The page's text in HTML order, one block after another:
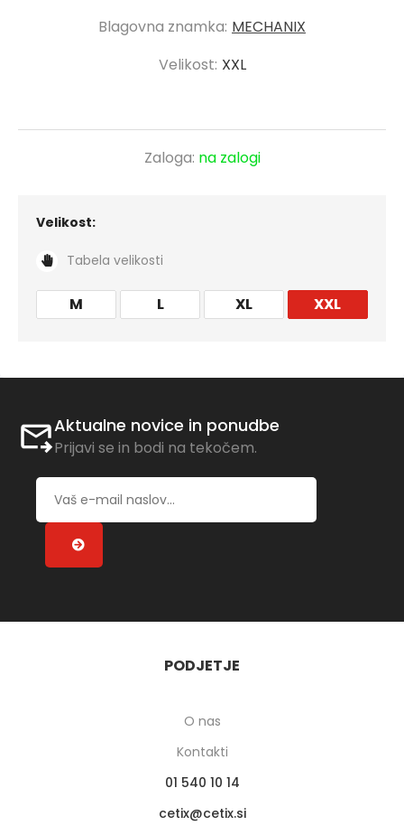
Blagovna znamka: MECHANIX
Velikost: XXL
Zaloga: na zalogi
Velikost:
Tabela velikosti
M L XL XXL
Aktualne novice in ponudbe
Prijavi se in bodi na tekočem.
PODJETJE
O nas
Kontakti
01 540 10 14
cetix
cetix.si